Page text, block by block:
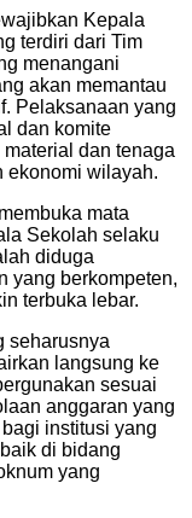
Kepala
terdiri dari Tim
menangani
akan memantau
Pelaksanaan yang
dan komite
dan tenaga
ekonomi wilayah.
mata
Sekolah selaku
diduga
yang berkompeten,
terbuka lebar.
seharusnya
langsung ke
sesuai
anggaran yang
institusi yang
di bidang
yang